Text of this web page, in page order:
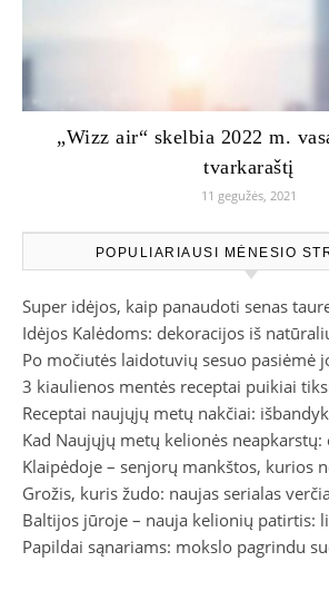
„Wizz air“ skelbia 2022 m.
tvarkaraštį
11 gegužės, 2021
POPULIARIAUSI MĖNESIO
Super idėjos, kaip panaudoti senas
Idėjos Kalėdoms: dekoracijos iš
Po močiutės laidotuvių sesuo pasiėmė
3 kiaulienos mentės receptai puikiai
Receptai naujųjų metų nakčiai:
Kad Naujųjų metų kelionės
Klaipėdoje – senjorų mankštos, kurios
Grožis, kuris žudo: naujas serialas
Baltijos jūroje – nauja kelionių patirtis:
Papildai sąnariams: mokslo pagrindu